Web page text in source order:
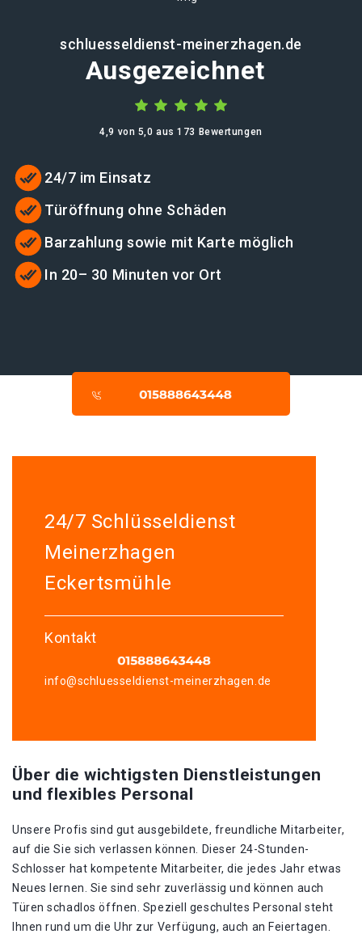
schluesseldienst-meinerzhagen.de
Ausgezeichnet
4,9 von 5,0 aus 173 Bewertungen
24/7 im Einsatz
Türöffnung ohne Schäden
Barzahlung sowie mit Karte möglich
In 20– 30 Minuten vor Ort
24/7 Schlüsseldienst
Meinerzhagen
Eckertsmühle
Kontakt
info@schluesseldienst-meinerzhagen.de
Über die wichtigsten Dienstleistungen
und flexibles Personal
Unsere Profis sind gut ausgebildete, freundliche Mitarbeiter,
auf die Sie sich verlassen können. Dieser 24-Stunden-
Schlosser hat kompetente Mitarbeiter, die jedes Jahr etwas
Neues lernen. Sie sind sehr zuverlässig und können auch
Türen schadlos öffnen. Speziell geschultes Personal steht
Ihnen rund um die Uhr zur Verfügung, auch an Feiertagen.